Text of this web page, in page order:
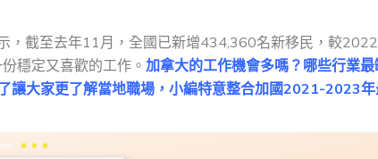
，截至去年11月，全國已新增434,360名新移民，較
穩定又喜歡的工作。 加拿大的工作機會多嗎？哪些行業最
讓大家更了解當地職場，小編特意整合加國2021-2023